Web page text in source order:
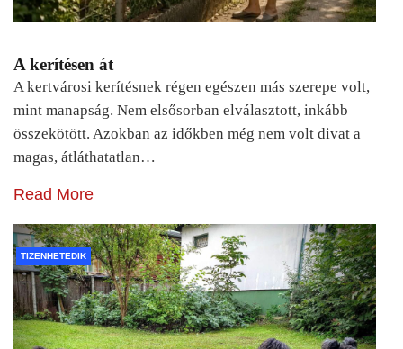
A kerítésen át
A kertvárosi kerítésnek régen egészen más szerepe volt,
mint manapság. Nem elsősorban elválasztott, inkább
összekötött. Azokban az időkben még nem volt divat a
magas, átláthatatlan…
Read More
TIZENHETEDIK